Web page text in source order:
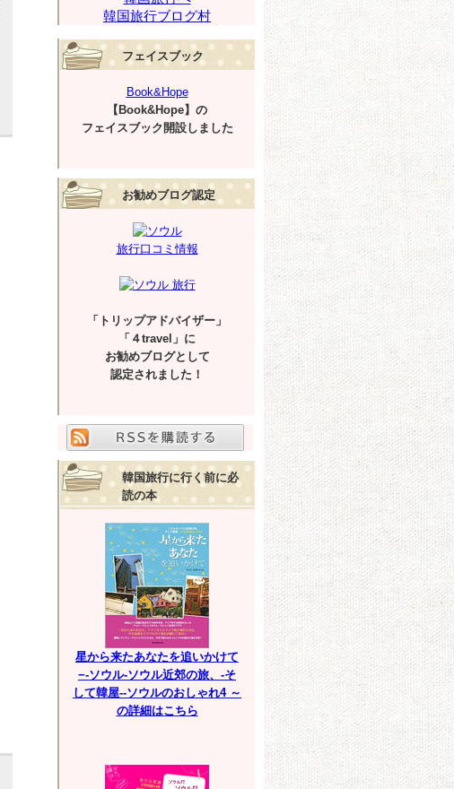
韓国旅行ブログ村
フェイスブック
Book&Hope
【Book&Hope】の
フェイスブック開設しました
お勧めブログ認定
旅行口コミ情報
「トリップアドバイザー」
「４travel」に
お勧めブログとして
認定されました！
韓国旅行に行く前に必
読の本
星から来たあなたを追いかけて
−-ソウル-ソウル近郊の旅、-そ
して韓屋--ソウルのおしゃれ4 ～
の詳細はこちら